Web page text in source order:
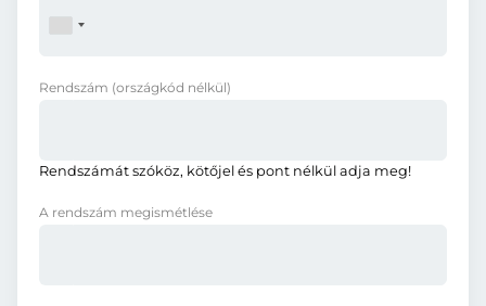
Rendszám (országkód nélkül)
Rendszámát szóköz, kötőjel és pont nélkül adja meg!
A rendszám megismétlése